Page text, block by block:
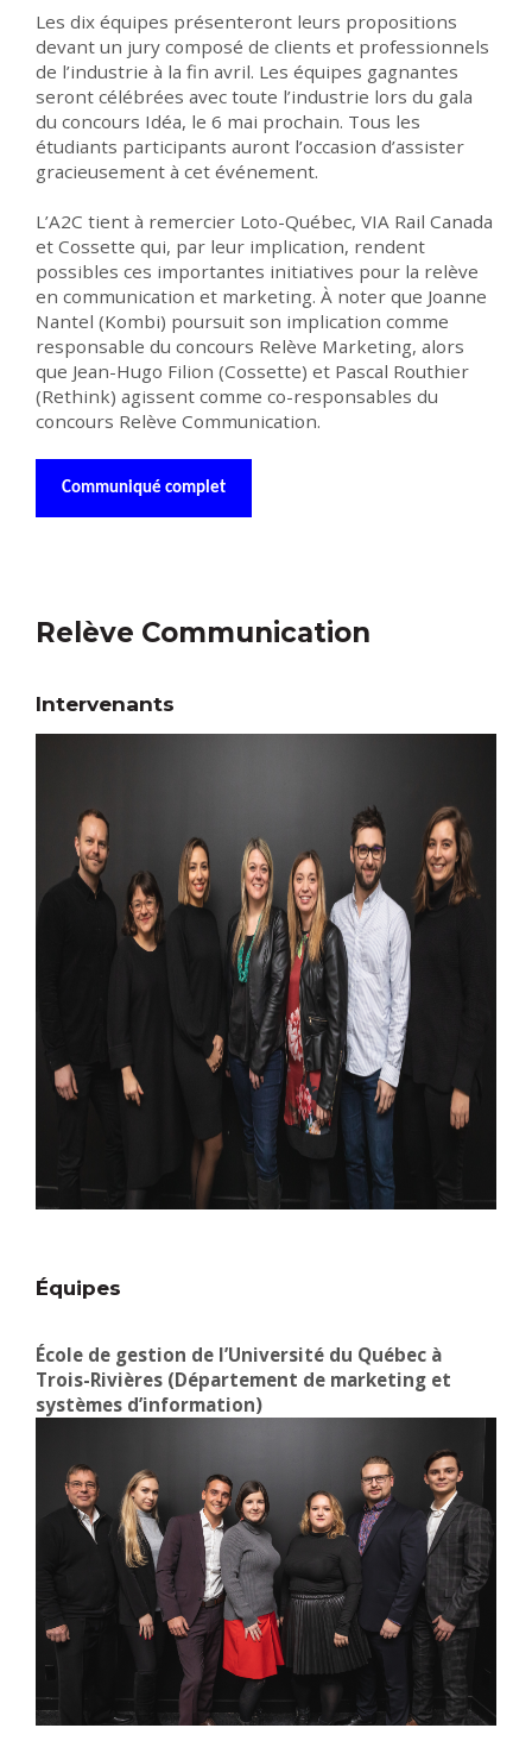
Les dix équipes présenteront leurs propositions
devant un jury composé de clients et professionnels
de l’industrie à la fin avril. Les équipes gagnantes
seront célébrées avec toute l’industrie lors du gala
du concours Idéa, le 6 mai prochain. Tous les
étudiants participants auront l’occasion d’assister
gracieusement à cet événement.
L’A2C tient à remercier Loto-Québec, VIA Rail Canada
et Cossette qui, par leur implication, rendent
possibles ces importantes initiatives pour la relève
en communication et marketing. À noter que Joanne
Nantel (Kombi) poursuit son implication comme
responsable du concours Relève Marketing, alors
que Jean-Hugo Filion (Cossette) et Pascal Routhier
(Rethink) agissent comme co-responsables du
concours Relève Communication.
Communiqué complet
Relève Communication
Intervenants
Équipes
École de gestion de l’Université du Québec à
Trois-Rivières (Département de marketing et
systèmes d’information)